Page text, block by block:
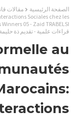
الصفحة الرئيسية مقالات
Sociales chez les
قراءات علمية - تقديم ذة
au